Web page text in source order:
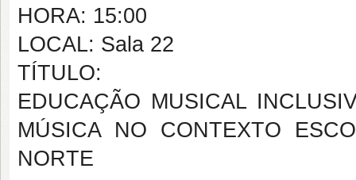
HORA: 15:00
LOCAL: Sala 22
TÍTULO:
EDUCAÇÃO MUSICAL
MÚSICA NO CONTEXTO
NORTE